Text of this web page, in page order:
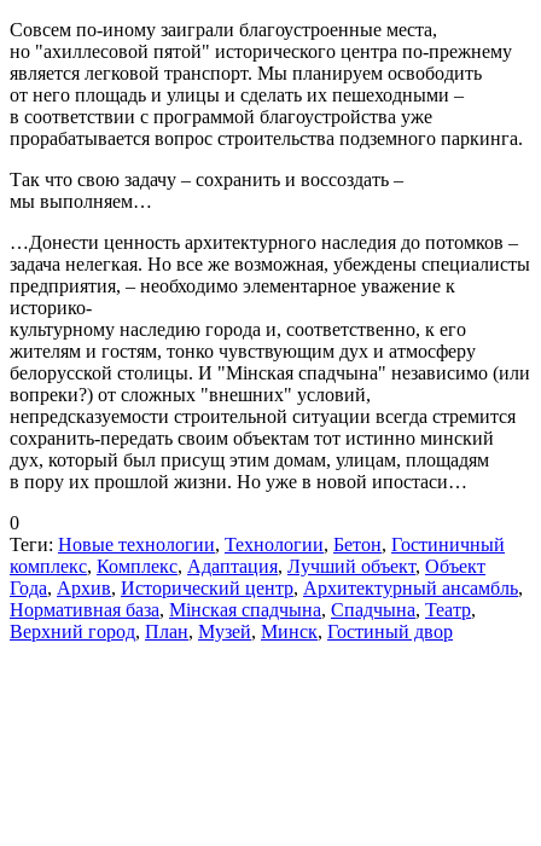
Совсем по-иному заиграли благоустроенные места,
но "ахиллесовой пятой" исторического центра по-прежнему
является легковой транспорт. Мы планируем освободить
от него площадь и улицы и сделать их пешеходными –
в соответствии с программой благоустройства уже
прорабатывается вопрос строительства подземного паркинга.
Так что свою задачу – сохранить и воссоздать –
мы выполняем…
…Донести ценность архитектурного наследия до потомков –
задача нелегкая. Но все же возможная, убеждены специалисты
предприятия, – необходимо элементарное уважение к
историко-
культурному наследию города и, соответственно, к его
жителям и гостям, тонко чувствующим дух и атмосферу
белорусской столицы. И "Мінская спадчына" независимо (или
вопреки?) от сложных "внешних" условий,
непредсказуемости строительной ситуации всегда стремится
сохранить-передать своим объектам тот истинно минский
дух, который был присущ этим домам, улицам, площадям
в пору их прошлой жизни. Но уже в новой ипостаси…
0
Теги: Новые технологии, Технологии, Бетон, Гостиничный
комплекс, Комплекс, Адаптация, Лучший объект, Объект
Года, Архив, Исторический центр, Архитектурный ансамбль,
Нормативная база, Мінская спадчына, Спадчына, Театр,
Верхний город, План, Музей, Минск, Гостиный двор